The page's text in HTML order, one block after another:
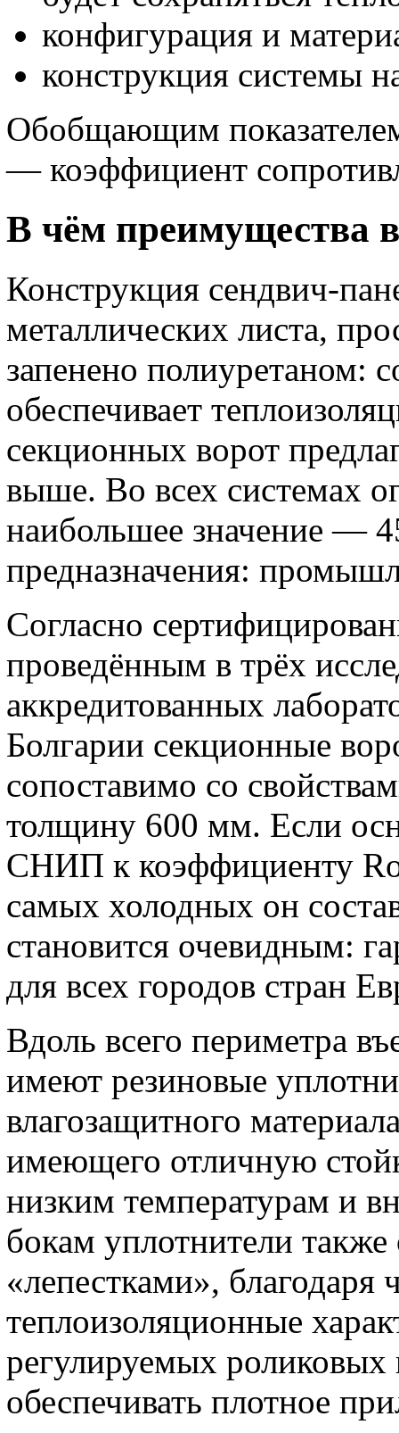
конфигурация и
конструкция системы
Обобщающим
— коэффициент
В чём
Конструкция сендвич-
металлических листа,
запенено полиуретаном:
обеспечивает
секционных ворот
выше. Во всех системах
наибольшее значение —
предназначения:
Согласно
проведённым в трёх
аккредитованных
Болгарии секционные
сопоставимо со
толщину 600 мм. Если
СНИП к коэффициенту
самых холодных он
становится очевидным:
для всех городов стран
Вдоль всего периметра
имеют резиновые
влагозащитного
имеющего отличную
низким температурам и
бокам уплотнители
«лепестками»,
теплоизоляционные
регулируемых роликовых
обеспечивать плотное